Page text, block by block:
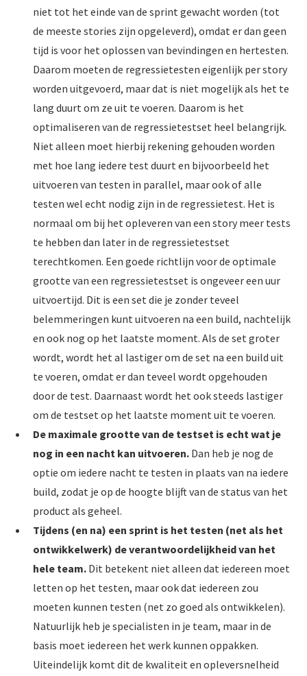
niet tot het einde van de sprint gewacht worden (tot
de meeste stories zijn opgeleverd), omdat er dan geen
tijd is voor het oplossen van bevindingen en hertesten.
Daarom moeten de regressietesten eigenlijk per story
worden uitgevoerd, maar dat is niet mogelijk als het te
lang duurt om ze uit te voeren. Daarom is het
optimaliseren van de regressietestset heel belangrijk.
Niet alleen moet hierbij rekening gehouden worden
met hoe lang iedere test duurt en bijvoorbeeld het
uitvoeren van testen in parallel, maar ook of alle
testen wel echt nodig zijn in de regressietest. Het is
normaal om bij het opleveren van een story meer tests
te hebben dan later in de regressietestset
terechtkomen. Een goede richtlijn voor de optimale
grootte van een regressietestset is ongeveer een uur
uitvoertijd. Dit is een set die je zonder teveel
belemmeringen kunt uitvoeren na een build, nachtelijk
en ook nog op het laatste moment. Als de set groter
wordt, wordt het al lastiger om de set na een build uit
te voeren, omdat er dan teveel wordt opgehouden
door de test. Daarnaast wordt het ook steeds lastiger
om de testset op het laatste moment uit te voeren.
De maximale grootte van de testset is echt wat je
nog in een nacht kan uitvoeren. Dan heb je nog de
optie om iedere nacht te testen in plaats van na iedere
build, zodat je op de hoogte blijft van de status van het
product als geheel.
Tijdens (en na) een sprint is het testen (net als het
ontwikkelwerk) de verantwoordelijkheid van het
hele team. Dit betekent niet alleen dat iedereen moet
letten op het testen, maar ook dat iedereen zou
moeten kunnen testen (net zo goed als ontwikkelen).
Natuurlijk heb je specialisten in je team, maar in de
basis moet iedereen het werk kunnen oppakken.
Uiteindelijk komt dit de kwaliteit en opleversnelheid